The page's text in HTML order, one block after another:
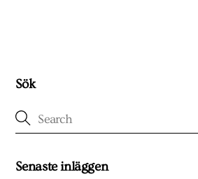
Sök
Senaste inläggen